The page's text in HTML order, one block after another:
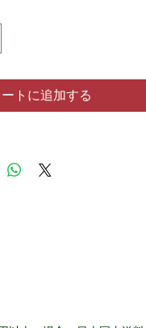
ィアムのメープルシロ
います。
いのメープルシロッ
・保存料は 一切使
甘味料です。
に広めた第一人者。
メープルシロップに
ートに追加する